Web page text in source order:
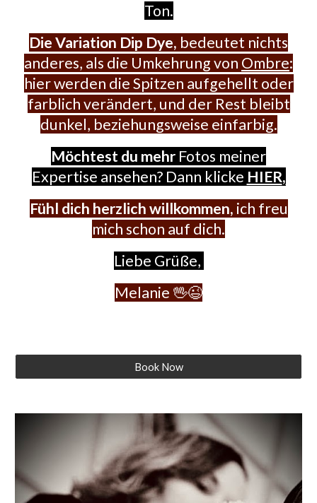
Ton.
Die Variation Dip Dye, bedeutet nichts
anderes, als die Umkehrung von Ombre:
hier werden die Spitzen aufgehellt oder
farblich verändert, und der Rest bleibt
dunkel, beziehungsweise einfarbig.
Möchtest du mehr Fotos meiner
Expertise ansehen? Dann klicke HIER,
Fühl dich herzlich willkommen, ich freu
mich schon auf dich.
Liebe Grüße,
Melanie 🖖😉
Book Now